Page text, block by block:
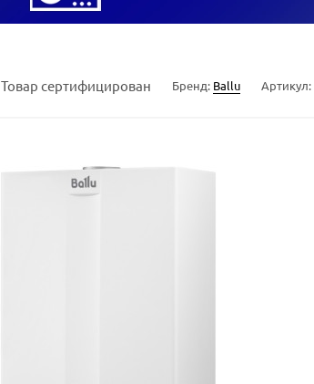
Товар сертифицирован Бренд: Ballu Артикул: